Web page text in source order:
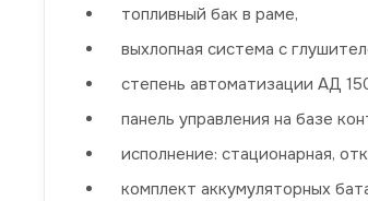
топливный бак в раме,
выхлопная система с
степень автоматизации АД
панель управления на базе
исполнение: стационарная,
комплект аккумуляторных